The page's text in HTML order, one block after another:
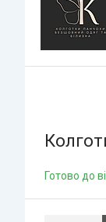
Готово до